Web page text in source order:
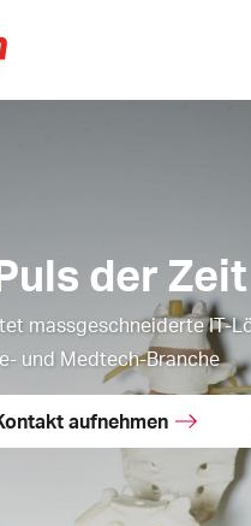
der Zeit
massgeschneiderte IT-
und Medtech-Branche
aufnehmen